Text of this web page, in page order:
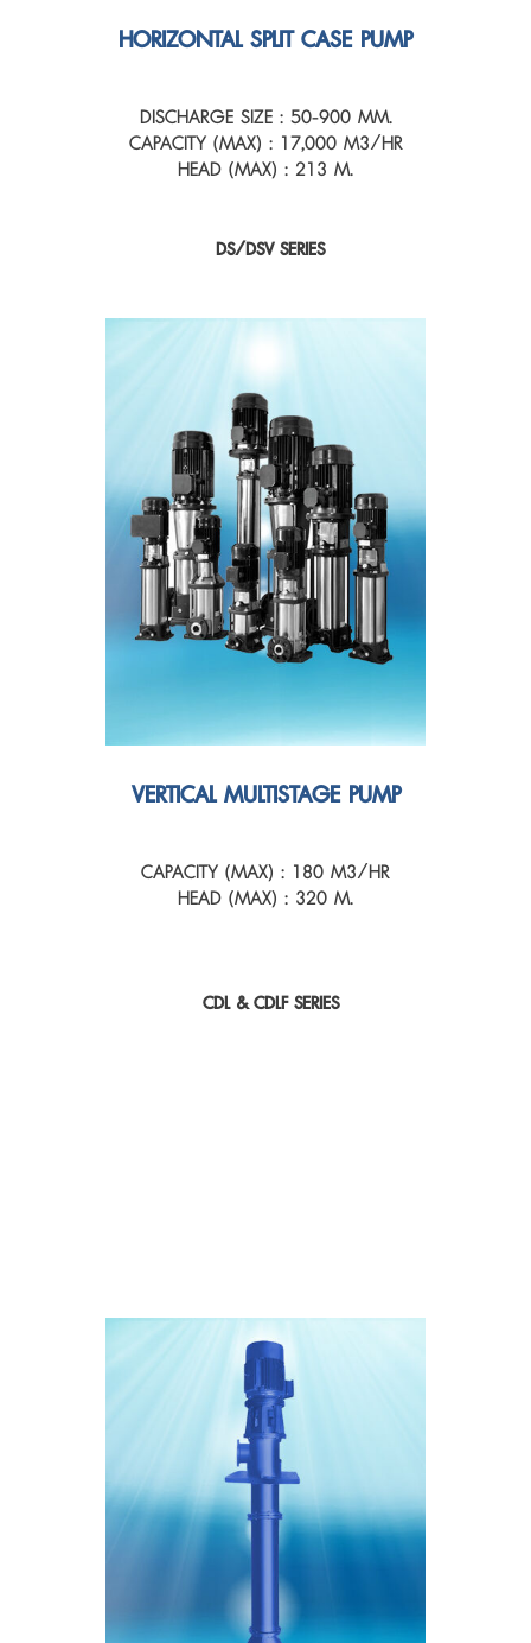
HORIZONTAL SPLIT CASE PUMP
DISCHARGE SIZE : 50-900 MM.
CAPACITY (MAX) : 17,000 M3/HR
HEAD (MAX) : 213 M.
DS/DSV SERIES
VERTICAL MULTISTAGE PUMP
CAPACITY (MAX) : 180 M3/HR
HEAD (MAX) : 320 M.
CDL & CDLF SERIES